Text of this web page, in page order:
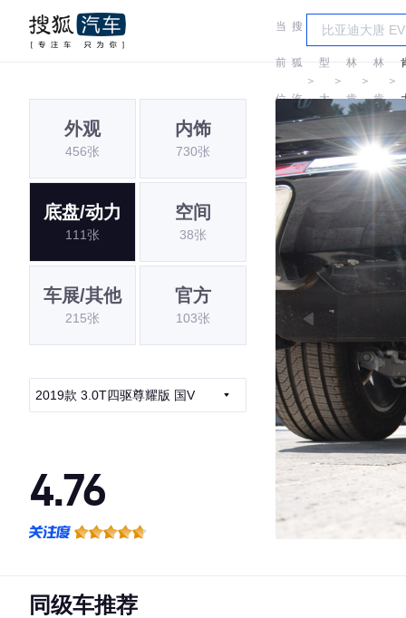
当
前
位
置:
搜
狐
汽
＞
车
型
大
全
＞
林
肯
＞
林
肯
＞
外观
456张
内饰
730张
底盘/动力
111张
空间
38张
车展/其他
215张
官方
103张
2019款 3.0T四驱尊耀版 国V
4.76
·空间表现较为优秀，优于70%同级车
同级车推荐